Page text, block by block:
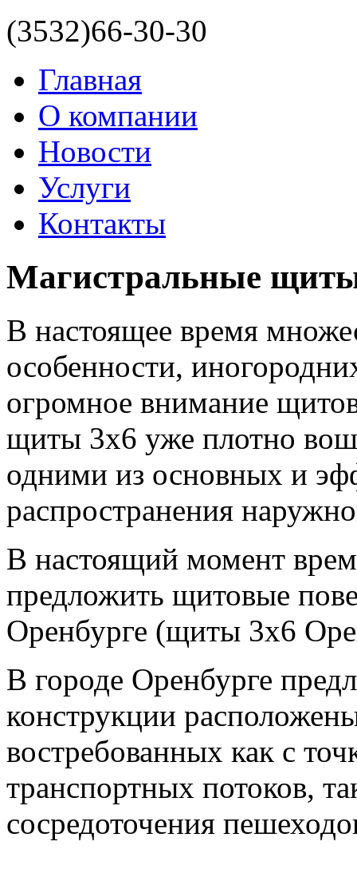
(3532)66-30-30
Главная
О компании
Новости
Услуги
Контакты
Магистральные
В настоящее время
особенности,
огромное внимание
щиты 3х6 уже плотно
одними из основных и
распространения
В настоящий момент
предложить щитовые
Оренбурге (щиты 3х6
В городе Оренбурге
конструкции
востребованных как с
транспортных потоков,
сосредоточения